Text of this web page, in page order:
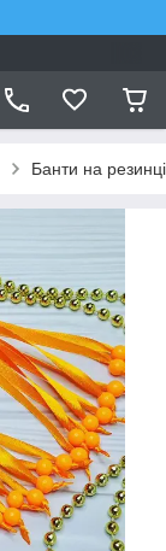
Банти на резинці